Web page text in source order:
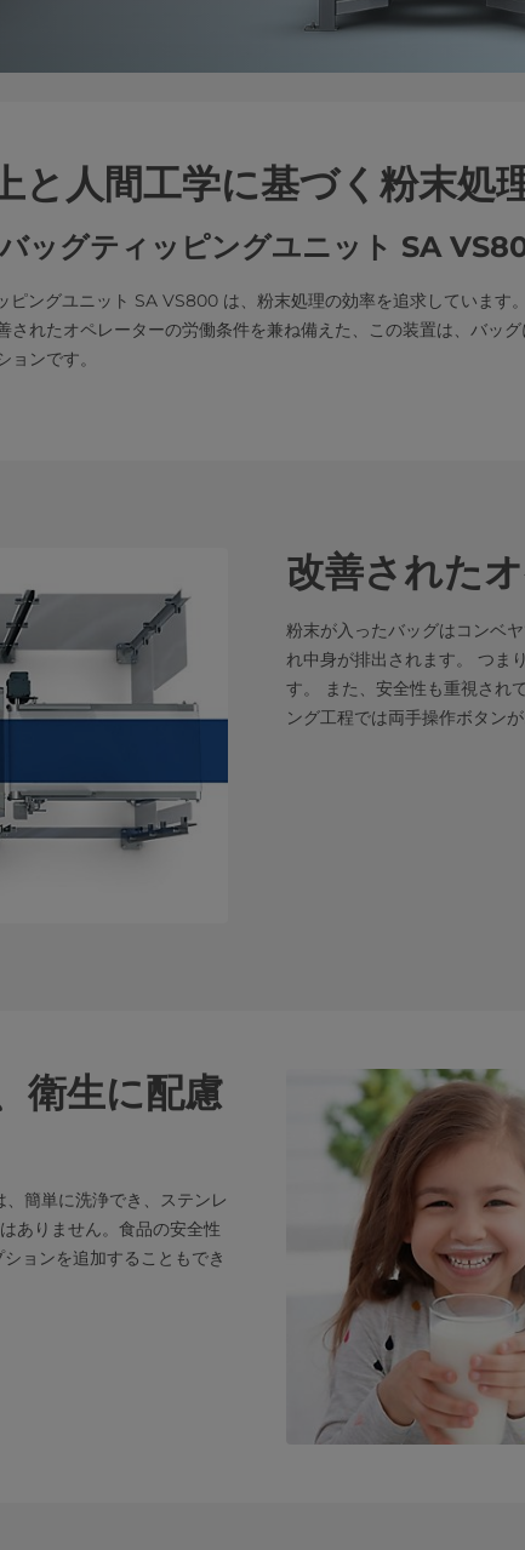
と人間工学に基づく粉末処
バッグティッピングユニット SA
ピングユニット SA VS800 は、粉末処理の効率を追求しています
されたオペレーターの労働条件を兼ね備えた、この装置は、バッグ
ンです。
改善された
粉末が入ったバッグはコンベ
れ中身が排出されます。 つま
す。 また、安全性も重視され
ング工程では両手操作ボタン
衛生に配慮
簡単に洗浄でき、ステンレ
ありません。食品の安全性
ョンを追加することもでき